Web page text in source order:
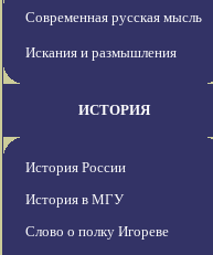
Современная русская мысль
Искания и размышления
ИСТОРИЯ
История России
История в МГУ
Слово о полку Игореве